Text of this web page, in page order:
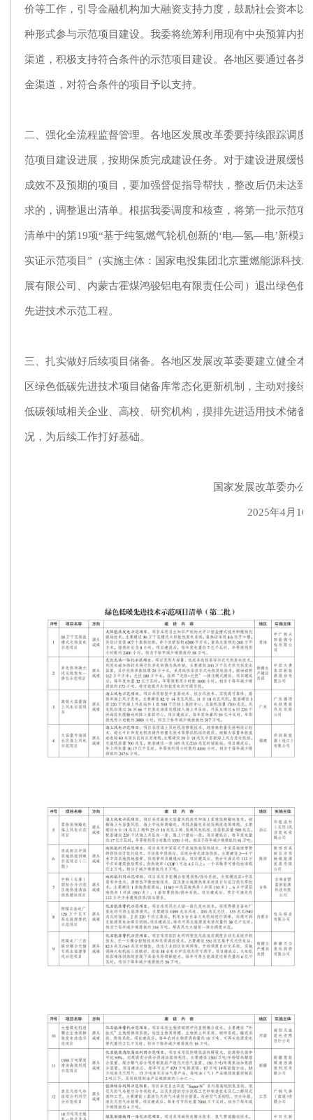
价等工作，引导金融机构加大融资支持力度，鼓励社会资本以
种形式参与示范项目建设。我委将统筹利用现有中央预算内投
渠道，积极支持符合条件的示范项目建设。各地区要通过各类
金渠道，对符合条件的项目予以支持。
二、强化全流程监督管理。各地区发展改革委要持续跟踪调度
范项目建设进展，按期保质完成建设任务。对于建设进展缓慢
成效不及预期的项目，要加强督促指导帮扶，整改后仍未达到
求的，调整退出清单。根据我委调度和核查，将第一批示范项
清单中的第19项“基于纯氢燃气轮机创新的‘电—氢—电’新模式
实证示范项目”（实施主体：国家电投集团北京重燃能源科技发
展有限公司、内蒙古霍煤鸿骏铝电有限责任公司）退出绿色低
先进技术示范工程。
三、扎实做好后续项目储备。各地区发展改革委要建立健全本
区绿色低碳先进技术项目储备库常态化更新机制，主动对接绿
低碳领域相关企业、高校、研究机构，摸排先进适用技术储备
况，为后续工作打好基础。
国家发展改革委办公
2025年4月16